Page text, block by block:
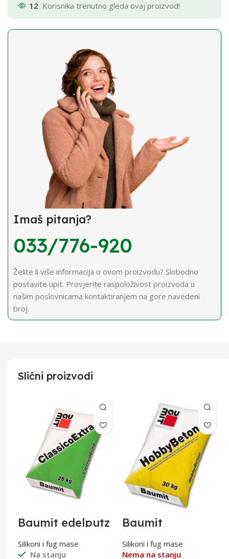
12 Korisnika trenutno gleda ovaj proizvod!
Imaš pitanja?
033/776-920
Želite li više informacija o ovom proizvodu? Slobodno
postavite upit. Provjerite raspoloživost proizvoda u
našim poslovnicama kontaktiranjem na gore navedeni
broj.
Slični proizvodi
Baumit edelputz
WPBA extra
1,5mm bijeli
Silikoni i fug mase
Na stanju
Baumit
HobbyBeton
1/30
Silikoni i fug mase
Nema na stanju